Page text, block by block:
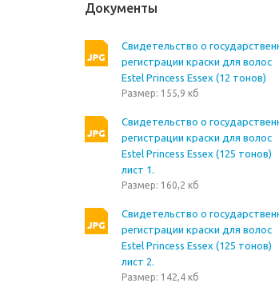
Документы
Свидетельство о
регистрации краски для волос
Estel Princess Essex (12 тонов)
Размер: 155,9 кб
Свидетельство о
регистрации краски для волос
Estel Princess Essex (125 тонов)
лист 1.
Размер: 160,2 кб
Свидетельство о
регистрации краски для волос
Estel Princess Essex (125 тонов)
лист 2.
Размер: 142,4 кб